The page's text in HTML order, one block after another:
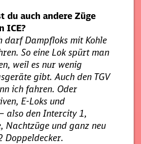
du auch andere Züge
ICE?
darf Dampfloks mit Kohle
So eine Lok spürt man
weil es nur wenig
gibt. Auch den TGV
ich fahren. Oder
E-Loks und
also den Intercity 1,
Nachtzüge und ganz neu
Doppeldecker.